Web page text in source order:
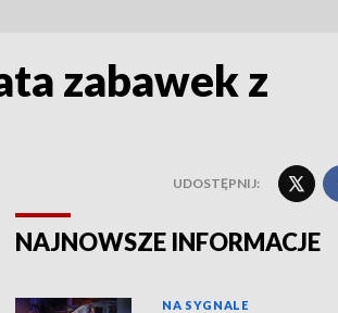
zabawek z
UDOSTĘPNIJ:
NAJNOWSZE INFORMACJE
NA SYGNALE